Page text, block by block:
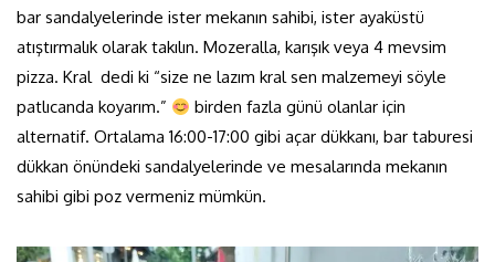
bar sandalyelerinde ister mekanın sahibi, ister ayaküstü
atıştırmalık olarak takılın. Mozeralla, karışık veya 4 mevsim
pizza. Kral dedi ki “size ne lazım kral sen malzemeyi söyle
patlıcanda koyarım.”
birden fazla günü olanlar için
alternatif. Ortalama 16:00-17:00 gibi açar dükkanı, bar taburesi
dükkan önündeki sandalyelerinde ve mesalarında mekanın
sahibi gibi poz vermeniz mümkün.